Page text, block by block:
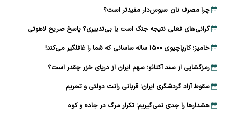
چرا مصرف نان سبوس‌دار مفیدتر است؟
گرانی‌های فعلی نتیجه جنگ است یا بی‌تدبیری؟ پاسخ صریح لاهوتی
خامیز؛ کارپاچیوی ۱۵۰۰ ساله ساسانی که شما را غافلگیر می‌کند!
رمزگشایی از سند آکتائو؛ سهم ایران از دریای خزر چقدر است؟
سقوط آزاد گردشگری ایران؛ قربانی رانت دولتی و تحریم
هشدارها را جدی نمی‌گیریم؛ تکرار مرگ در جاده و کوه